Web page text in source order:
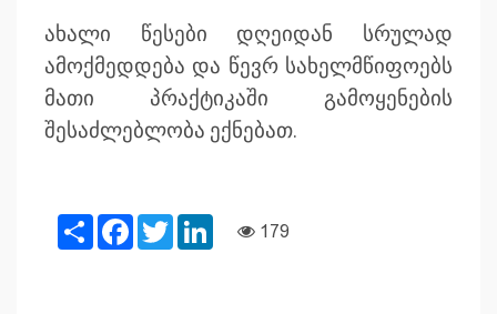
ახალი წესები დღეიდან სრულად
ამოქმედდება და წევრ სახელმწიფოებს
მათი პრაქტიკაში გამოყენების
შესაძლებლობა ექნებათ.
ShareFacebook
TwitterLinkedIn
179